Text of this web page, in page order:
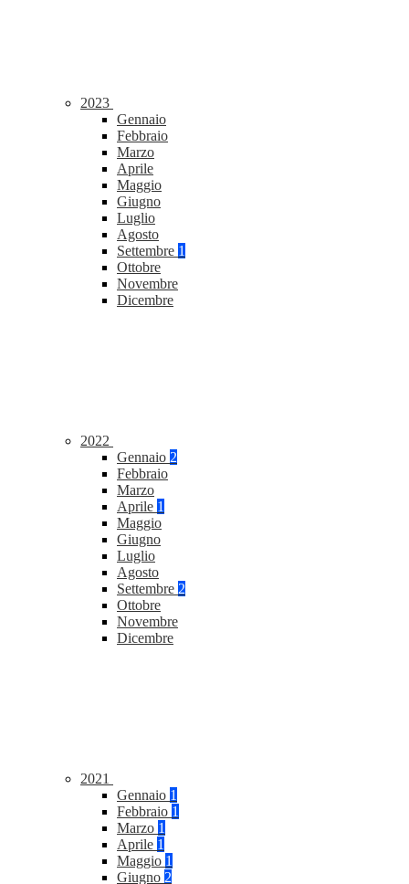
2023
Gennaio
Febbraio
Marzo
Aprile
Maggio
Giugno
Luglio
Agosto
Settembre 1
Ottobre
Novembre
Dicembre
2022
Gennaio 2
Febbraio
Marzo
Aprile 1
Maggio
Giugno
Luglio
Agosto
Settembre 2
Ottobre
Novembre
Dicembre
2021
Gennaio 1
Febbraio 1
Marzo 1
Aprile 1
Maggio 1
Giugno 2